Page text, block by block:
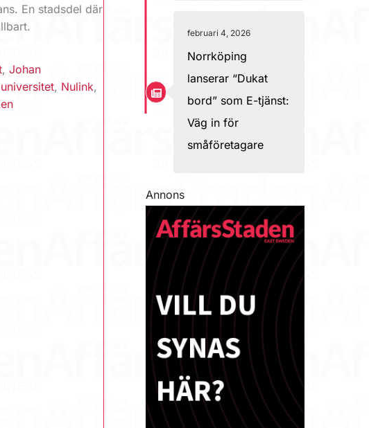
En stadsdel där
,Johan
, Nulink,
februari 4, 2026
Norrköping
lanserar “Dukat
bord” som E-tjänst:
Väg in för
småföretagare
Annons